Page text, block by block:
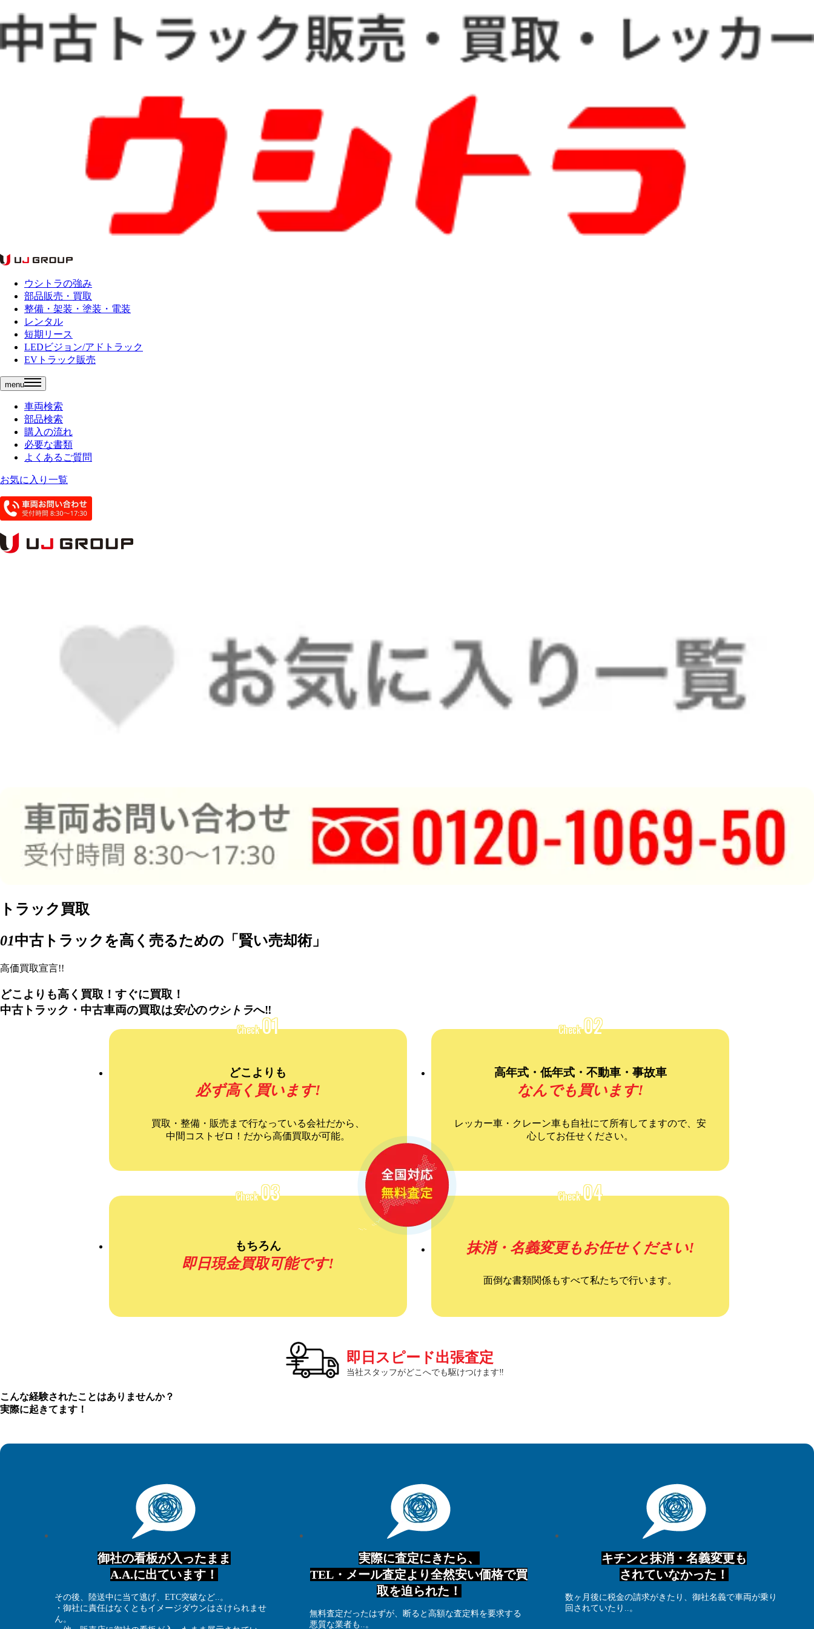
ウシトラの強み
部品販売・買取
整備・架装・塗装・電装
レンタル
短期リース
LEDビジョン/アドトラック
EVトラック販売
menu
車両検索
部品検索
購入の流れ
必要な書類
よくあるご質問
お気に入り一覧
トラック買取
01中古トラックを高く売るための「賢い売却術」
高価買取宣言!!
どこよりも高く買取！すぐに買取！
中古トラック・中古車両の買取は安心のウシトラへ‼
Check01
どこよりも
必ず高く買います!
買取・整備・販売まで行なっている会社だから、
中間コストゼロ！だから高価買取が可能。
Check02
高年式・低年式・不動車・事故車
なんでも買います!
レッカー車・クレーン車も自社にて所有してますので、安
心してお任せください。
Check03
もちろん
即日現金買取可能です!
Check04
抹消・名義変更もお任せください!
面倒な書類関係もすべて私たちで行います。
即日スピード出張査定
当社スタッフがどこへでも駆けつけます‼
こんな経験されたことはありませんか？
実際に起きてます！
御社の看板が入ったまま
A.A.に出ています！
その後、陸送中に当て逃げ、ETC突破など..。
・御社に責任はなくともイメージダウンはさけられませ
ん。
実際に査定にきたら、
TEL・メール査定より全然安い価格で買
取を迫られた！
無料査定だったはずが、断ると高額な査定料を要求する
悪質な業者も..。
キチンと抹消・名義変更も
されていなかった！
数ヶ月後に税金の請求がきたり、御社名義で車両が乗り
回されていたり..。